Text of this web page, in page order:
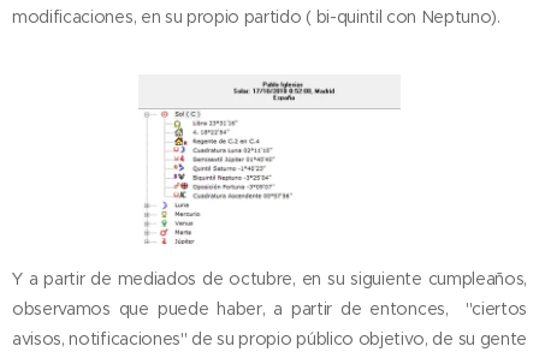
modificaciones, en su propio partido ( bi-quintil con Neptuno).
Y a partir de mediados de octubre, en su siguiente cumpleaños,
observamos que puede haber, a partir de entonces, "ciertos
avisos, notificaciones" de su propio público objetivo, de su gente